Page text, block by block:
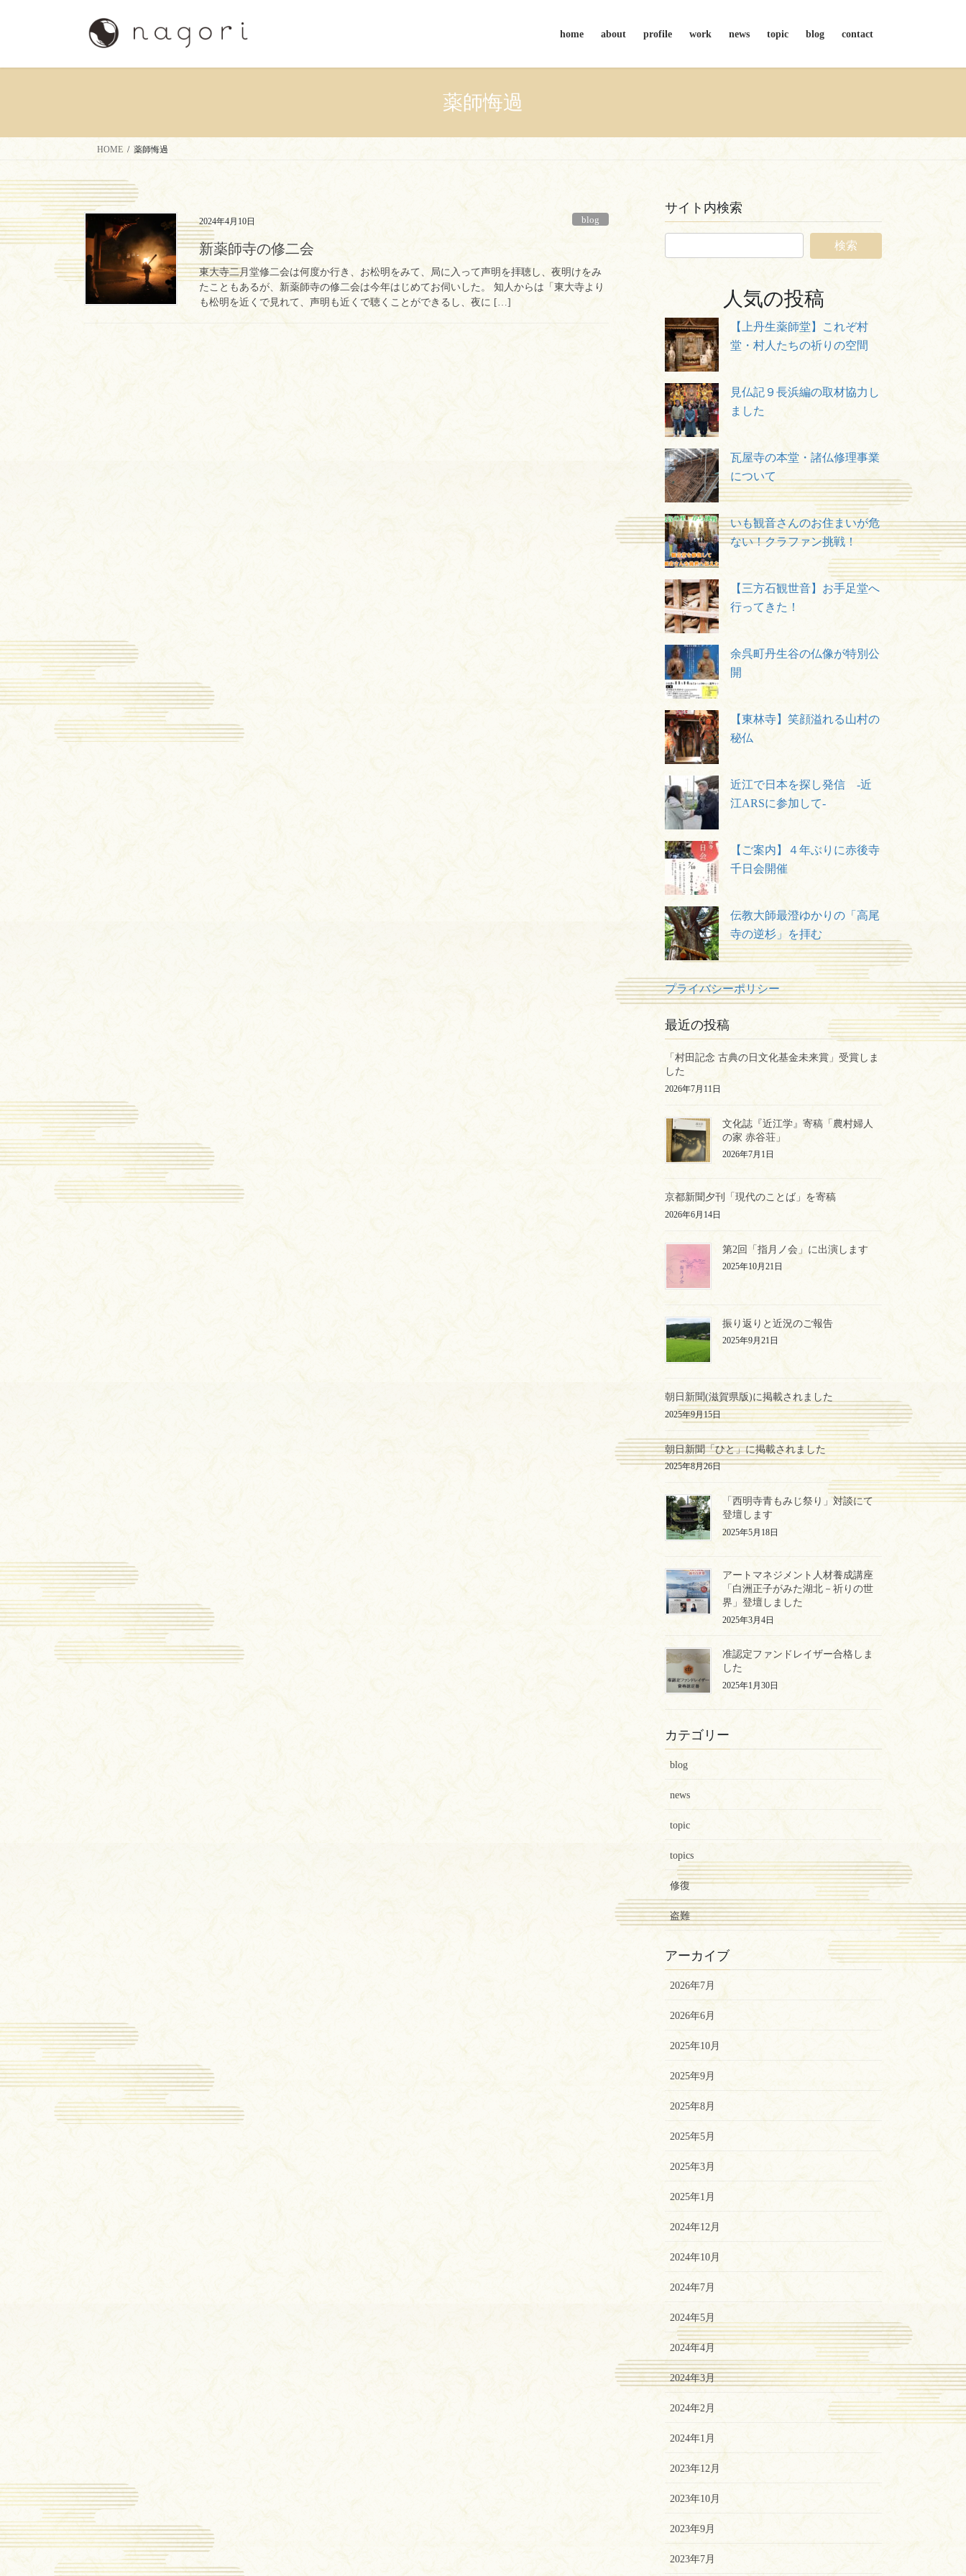
home about profile work news topic blog contact
薬師悔過
HOME 薬師悔過
2024年4月10日 blog
新薬師寺の修二会
東大寺二月堂修二会は何度か行き、お松明をみて、局に入って声明を拝聴し、夜明けをみ
たこともあるが、新薬師寺の修二会は今年はじめてお伺いした。 知人からは「東大寺より
も松明を近くで見れて、声明も近くで聴くことができるし、夜に […]
サイト内検索
人気の投稿
【上丹生薬師堂】これぞ村
堂・村人たちの祈りの空間
見仏記９長浜編の取材協力し
ました
瓦屋寺の本堂・諸仏修理事業
について
いも観音さんのお住まいが危
ない！クラファン挑戦！
【三方石観世音】お手足堂へ
行ってきた！
余呉町丹生谷の仏像が特別公
開
【東林寺】笑顔溢れる山村の
秘仏
近江で日本を探し発信 -近
江ARSに参加して-
【ご案内】４年ぶりに赤後寺
千日会開催
伝教大師最澄ゆかりの「高尾
寺の逆杉」を拝む
プライバシーポリシー
最近の投稿
「村田記念 古典の日文化基金未来賞」受賞しま
した
2026年7月11日
文化誌『近江学』寄稿「農村婦人
の家 赤谷荘」
2026年7月1日
京都新聞夕刊「現代のことば」を寄稿
2026年6月14日
第2回「指月ノ会」に出演します
2025年10月21日
振り返りと近況のご報告
2025年9月21日
朝日新聞(滋賀県版)に掲載されました
2025年9月15日
朝日新聞「ひと」に掲載されました
2025年8月26日
「西明寺青もみじ祭り」対談にて
登壇します
2025年5月18日
アートマネジメント人材養成講座
「白洲正子がみた湖北－祈りの世
界」登壇しました
2025年3月4日
准認定ファンドレイザー合格しま
した
2025年1月30日
カテゴリー
blog
news
topic
topics
修復
盗難
アーカイブ
2026年7月
2026年6月
2025年10月
2025年9月
2025年8月
2025年5月
2025年3月
2025年1月
2024年12月
2024年10月
2024年7月
2024年5月
2024年4月
2024年3月
2024年2月
2024年1月
2023年12月
2023年10月
2023年9月
2023年7月